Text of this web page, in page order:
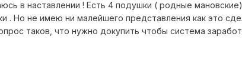
в наставлении ! Есть 4 подушки ( родные
. Но не имею ни малейшего представления как это
таков, что нужно докупить чтобы система